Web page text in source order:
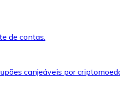
de contas.
canjeáveis por